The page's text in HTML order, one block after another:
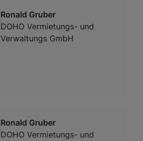
Ronald Gruber
DOHO Vermietungs- und
Verwaltungs GmbH
Ronald Gruber
DOHO Vermietungs- und